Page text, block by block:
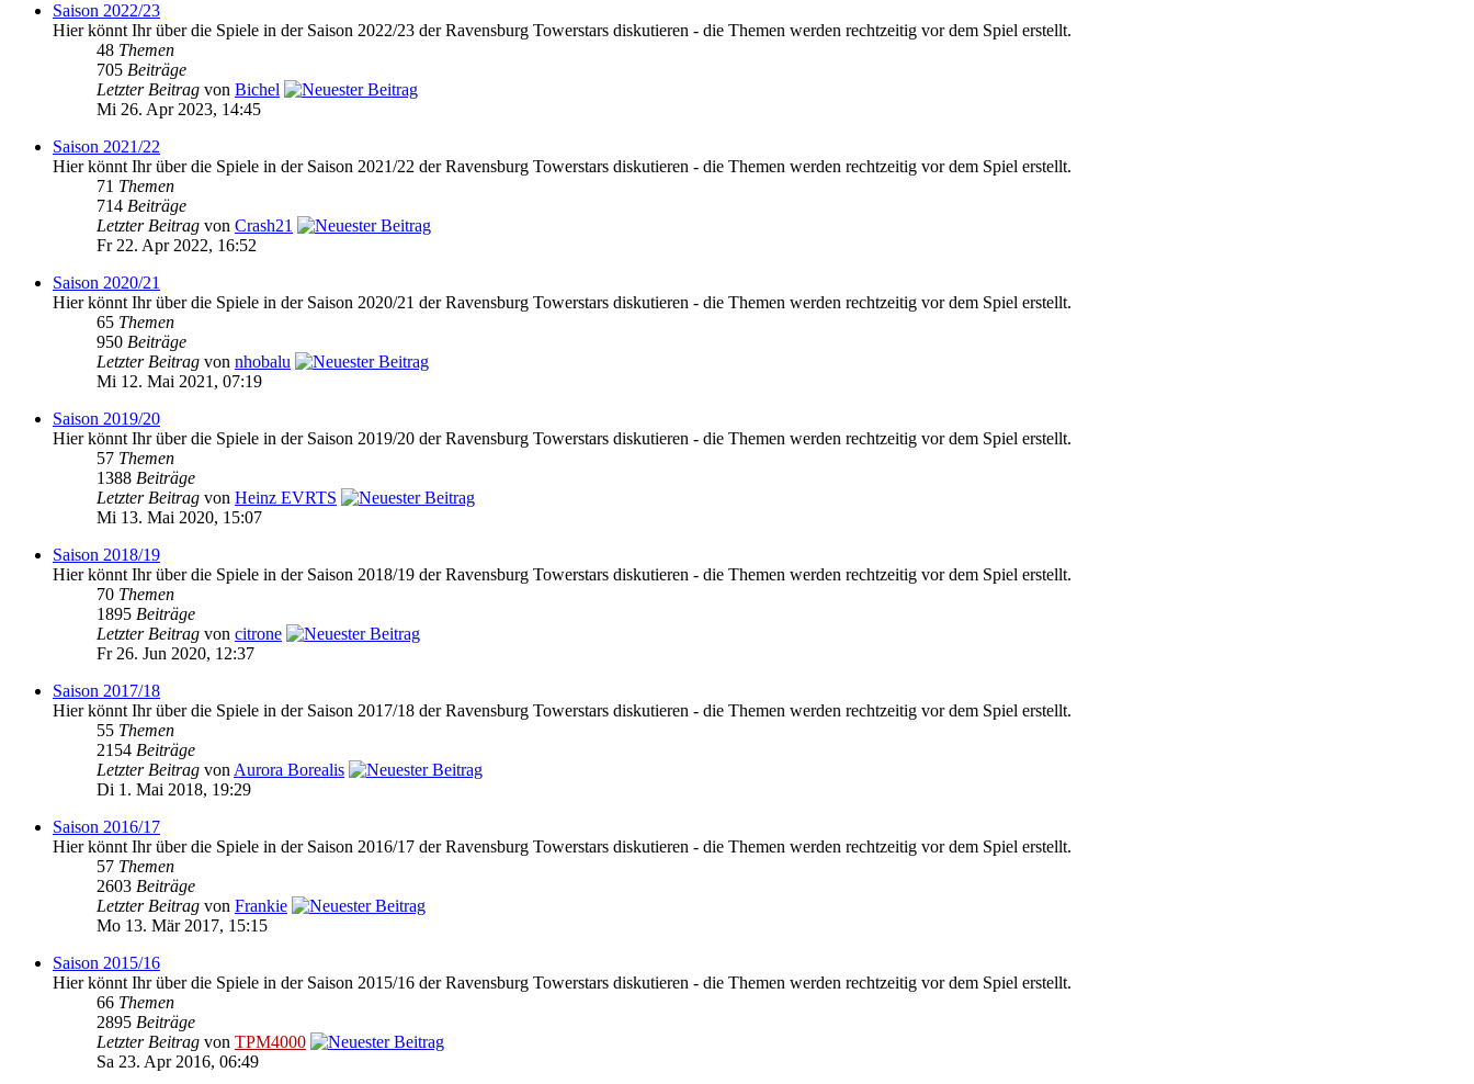
Saison 2022/23
Hier könnt Ihr über die Spiele in der Saison 2022/23 der Ravensburg Towerstars diskutieren - die Themen werden rechtzeitig vor dem Spiel erstellt.
48 Themen
705 Beiträge
Letzter Beitrag von Bichel
Mi 26. Apr 2023, 14:45
Saison 2021/22
Hier könnt Ihr über die Spiele in der Saison 2021/22 der Ravensburg Towerstars diskutieren - die Themen werden rechtzeitig vor dem Spiel erstellt.
71 Themen
714 Beiträge
Letzter Beitrag von Crash21
Fr 22. Apr 2022, 16:52
Saison 2020/21
Hier könnt Ihr über die Spiele in der Saison 2020/21 der Ravensburg Towerstars diskutieren - die Themen werden rechtzeitig vor dem Spiel erstellt.
65 Themen
950 Beiträge
Letzter Beitrag von nhobalu
Mi 12. Mai 2021, 07:19
Saison 2019/20
Hier könnt Ihr über die Spiele in der Saison 2019/20 der Ravensburg Towerstars diskutieren - die Themen werden rechtzeitig vor dem Spiel erstellt.
57 Themen
1388 Beiträge
Letzter Beitrag von Heinz EVRTS
Mi 13. Mai 2020, 15:07
Saison 2018/19
Hier könnt Ihr über die Spiele in der Saison 2018/19 der Ravensburg Towerstars diskutieren - die Themen werden rechtzeitig vor dem Spiel erstellt.
70 Themen
1895 Beiträge
Letzter Beitrag von citrone
Fr 26. Jun 2020, 12:37
Saison 2017/18
Hier könnt Ihr über die Spiele in der Saison 2017/18 der Ravensburg Towerstars diskutieren - die Themen werden rechtzeitig vor dem Spiel erstellt.
55 Themen
2154 Beiträge
Letzter Beitrag von Aurora Borealis
Di 1. Mai 2018, 19:29
Saison 2016/17
Hier könnt Ihr über die Spiele in der Saison 2016/17 der Ravensburg Towerstars diskutieren - die Themen werden rechtzeitig vor dem Spiel erstellt.
57 Themen
2603 Beiträge
Letzter Beitrag von Frankie
Mo 13. Mär 2017, 15:15
Saison 2015/16
Hier könnt Ihr über die Spiele in der Saison 2015/16 der Ravensburg Towerstars diskutieren - die Themen werden rechtzeitig vor dem Spiel erstellt.
66 Themen
2895 Beiträge
Letzter Beitrag von TPM4000
Sa 23. Apr 2016, 06:49